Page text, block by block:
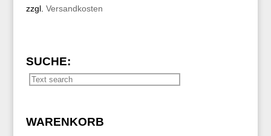
zzgl. Versandkosten
SUCHE:
WARENKORB